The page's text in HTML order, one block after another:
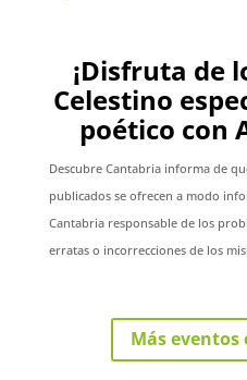
¡Disfruta de
Celestino
poético con
Descubre Cantabria informa de
publicados se ofrecen a modo
Cantabria responsable de los
erratas o incorrecciones de los
Más eventos